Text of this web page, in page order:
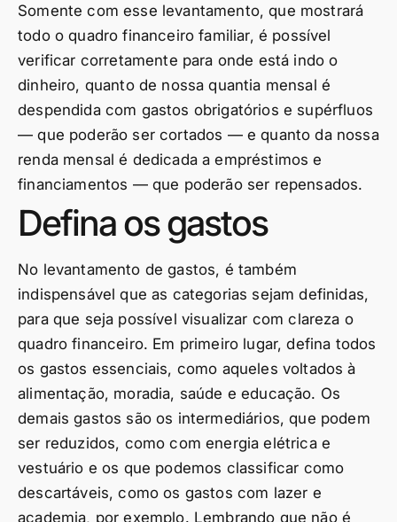
Somente com esse levantamento, que mostrará
todo o quadro financeiro familiar, é possível
verificar corretamente para onde está indo o
dinheiro, quanto de nossa quantia mensal é
despendida com gastos obrigatórios e supérfluos
— que poderão ser cortados — e quanto da nossa
renda mensal é dedicada a empréstimos e
financiamentos — que poderão ser repensados.
Defina os gastos
No levantamento de gastos, é também
indispensável que as categorias sejam definidas,
para que seja possível visualizar com clareza o
quadro financeiro. Em primeiro lugar, defina todos
os gastos essenciais, como aqueles voltados à
alimentação, moradia, saúde e educação. Os
demais gastos são os intermediários, que podem
ser reduzidos, como com energia elétrica e
vestuário e os que podemos classificar como
descartáveis, como os gastos com lazer e
academia, por exemplo. Lembrando que não é